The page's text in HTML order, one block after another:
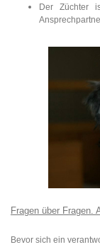
Der Züchter
Fragen über Fragen.
Bevor sich ein